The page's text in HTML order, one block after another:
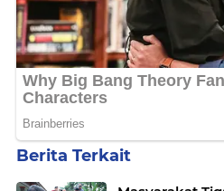
Berita Terkait